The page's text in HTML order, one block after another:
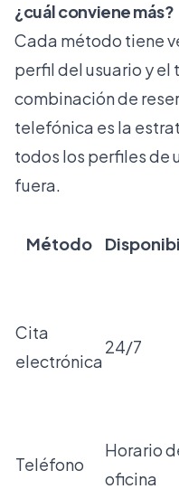
¿cuál conviene más?
Cada método tiene
perfil del usuario y el
combinación de
telefónica es la
todos los perfiles de
fuera.
Método
Cita
electrónica
24/7
Teléfono
Horario
oficina